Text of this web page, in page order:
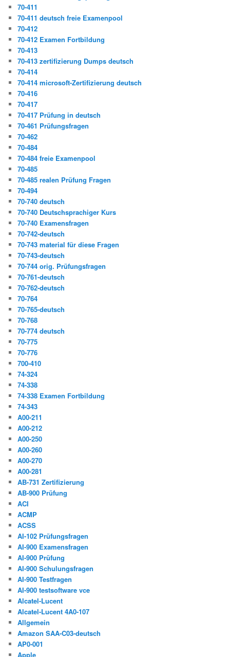
70-411
70-411 deutsch freie Examenpool
70-412
70-412 Examen Fortbildung
70-413
70-413 zertifizierung Dumps deutsch
70-414
70-414 microsoft-Zertifizierung deutsch
70-416
70-417
70-417 Prüfung in deutsch
70-461 Prüfungsfragen
70-462
70-484
70-484 freie Examenpool
70-485
70-485 realen Prüfung Fragen
70-494
70-740 deutsch
70-740 Deutschsprachiger Kurs
70-740 Examensfragen
70-742-deutsch
70-743 material für diese Fragen
70-743-deutsch
70-744 orig. Prüfungsfragen
70-761-deutsch
70-762-deutsch
70-764
70-765-deutsch
70-768
70-774 deutsch
70-775
70-776
700-410
74-324
74-338
74-338 Examen Fortbildung
74-343
A00-211
A00-212
A00-250
A00-260
A00-270
A00-281
AB-731 Zertifizierung
AB-900 Prüfung
ACI
ACMP
ACSS
AI-102 Prüfungsfragen
AI-900 Examensfragen
AI-900 Prüfung
AI-900 Schulungsfragen
AI-900 Testfragen
AI-900 testsoftware vce
Alcatel-Lucent
Alcatel-Lucent 4A0-107
Allgemein
Amazon SAA-C03-deutsch
AP0-001
Apple